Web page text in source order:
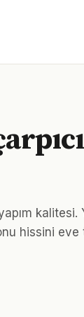
kalitesi.
hissini eve